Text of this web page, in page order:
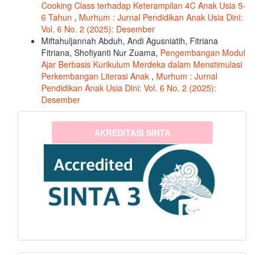
Cooking Class terhadap Keterampilan 4C Anak Usia 5-
6 Tahun , Murhum : Jurnal Pendidikan Anak Usia Dini:
Vol. 6 No. 2 (2025): Desember
Miftahuljannah Abduh, Andi Agusniatih, Fitriana
Fitriana, Shofiyanti Nur Zuama, Pengembangan Modul
Ajar Berbasis Kurikulum Merdeka dalam Menstimulasi
Perkembangan Literasi Anak , Murhum : Jurnal
Pendidikan Anak Usia Dini: Vol. 6 No. 2 (2025):
Desember
sinta3 AKREDITASI SINTA